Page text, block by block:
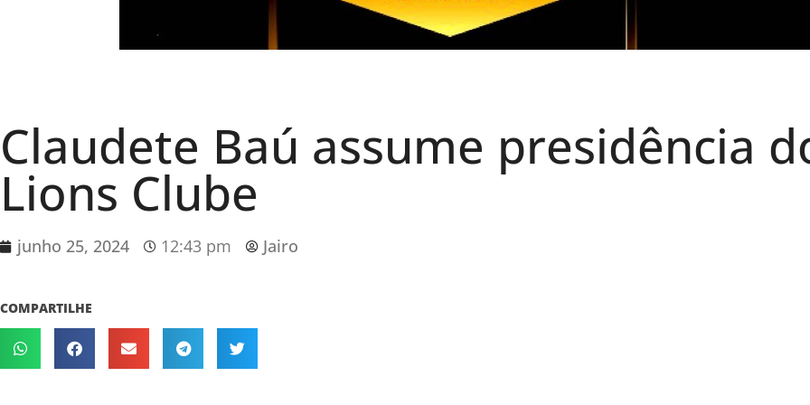
Claudete Baú assume presidência
Lions Clube
junho 25, 2024 12:43 pm Jairo
COMPARTILHE